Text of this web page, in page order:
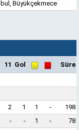
Büyükçekmece
11 Gol
Süre
2 1 1 -
198
- - 1 -
78